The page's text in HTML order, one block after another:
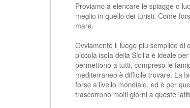
Proviamo a elencare le spiagge o
meglio in quello dei turisti. Come
mare.
Ovviamente il luogo più semplice di
piccola isola della Sicilia è ideale
permettono a tutti, compreso le
mediterraneo è difficile trovare. La
forse a livello mondiale, ed è per
trascorrono molti giorni a queste